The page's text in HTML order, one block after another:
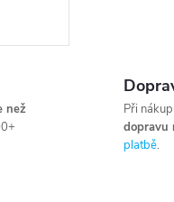
než
Při
dopravu
platbě.